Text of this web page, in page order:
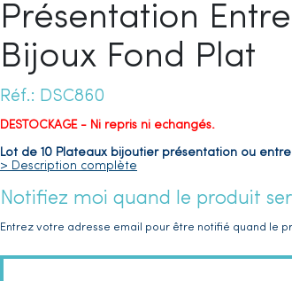
Présentation
Bijoux Fond Plat
Réf.: DSC860
DESTOCKAGE - Ni repris ni echangés.
Lot de 10 Plateaux bijoutier présentation ou
> Description complète
Notifiez moi quand le produit
Entrez votre adresse email pour être notifié quand le